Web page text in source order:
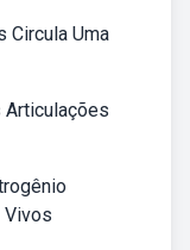
Circula Uma
Vivos